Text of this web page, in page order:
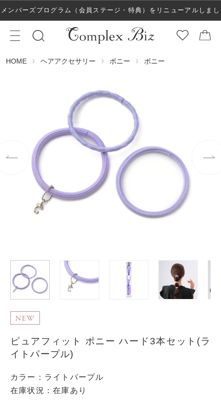
メンバーズプログラム（会員ステージ・特典）をリニューアルしまし
た！
HOME ヘアアクセサリー ポニー ポニー
NEW
ピュアフィット ポニー ハード3本セット(ラ
イトパープル)
カラー ： ライトパープル
在庫状況：在庫あり